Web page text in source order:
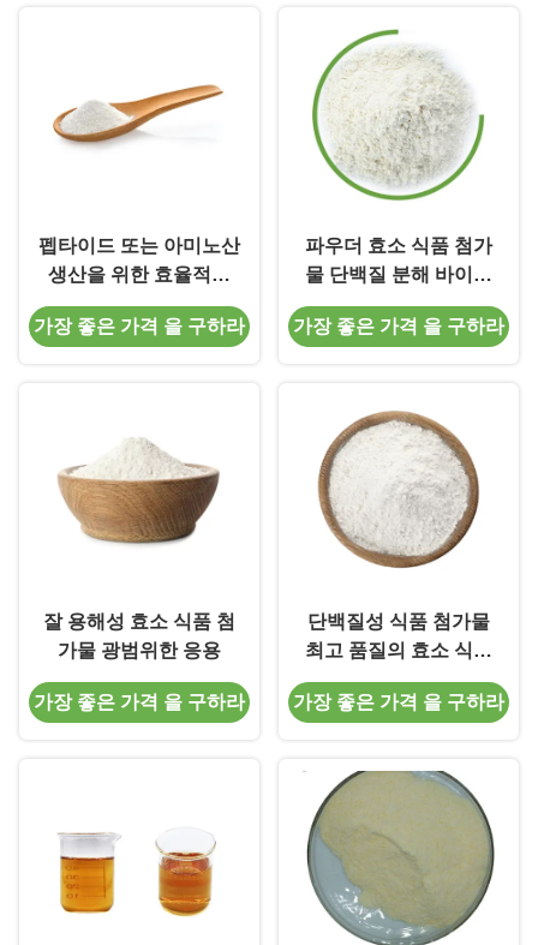
펩타이드 또는 아미노산
생산을 위한 효율적인
수분화 단백질 식품 효
소
가장 좋은 가격 을 구하라
파우더 효소 식품 첨가
물 단백질 분해 바이오
카탈리스
가장 좋은 가격 을 구하라
잘 용해성 효소 식품 첨
가물 광범위한 응용
가장 좋은 가격 을 구하라
단백질성 식품 첨가물
최고 품질의 효소 식품
첨가물
가장 좋은 가격 을 구하라